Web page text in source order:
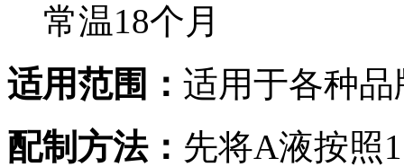
常温18个月
适用范围： 适用于各种
配制方法： 先将A液按照